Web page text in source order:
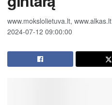
www.mokslolietuva.lt, www.alkas.lt
2024-07-12 09:00:00